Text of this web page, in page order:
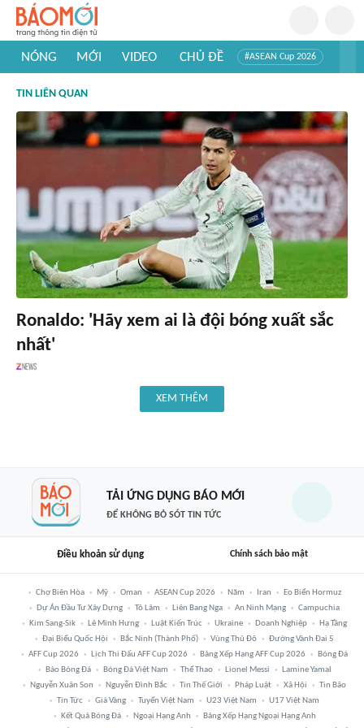
NÓNG MỚI VIDEO CHỦ ĐỀ #ASEAN Cup 2026
#Khám phá thế giới
TIN LIÊN QUAN
Ronaldo: 'Hãy xem ai là đội bóng xuất sắc
nhất'
XEM THÊM
TẢI ỨNG DỤNG BÁO MỚI
ĐỂ KHÔNG BỎ SÓT TIN TỨC
Điều khoản sử dụng Chính sách bảo mật
Chợ Biên Hòa Mỹ Oman ASEAN Cup 2026 Năm Iran
Eo Biển Hormuz
Dự Án Đầu Tư Xây Dựng
Tô Lâm Liên Bang Nga An Ninh Mạng
Campuchia
Kim Sang-Sik
Lê Minh Hưng Luật Kiến Trúc Ukraine Doanh Nghiệp
Hạ Tầng
Đại Biểu Quốc Hội
Bắc Ninh (thành Phố) Vùng Thủ Đô
Đường Vành Đai 5
AFF Cup 2026
Lịch Thi Đấu AFF Cup 2026 Bảng Xếp Hạng AFF Cup 2026
Bóng Đá
Báo Bóng Đá
Bóng Đá Việt Nam Thể Thao Lionel Messi
Lamine Yamal
Nguyễn Xuân Son
Nguyễn Đình Bắc Tin Thế Giới Pháp Luật Xã Hội
Tin Bão
Tin Tức
Giá Vàng Tuyển Việt Nam U23 Việt Nam
U17 Việt Nam
Kết Quả Bóng Đá
Ngoại Hạng Anh
Bảng Xếp Hạng Ngoại Hạng Anh